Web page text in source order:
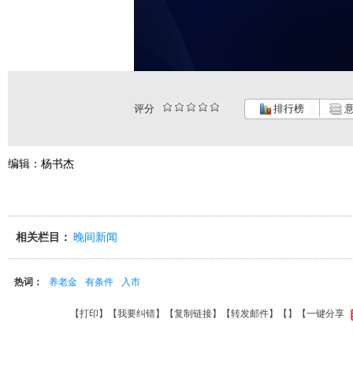
评分 排行榜
编辑：杨书杰
相关栏目： 晚间新闻
热词： 养老金 有条件 入市
【打印 】【我要纠错】【复制链接】【转发邮件】【 】 【一键分享